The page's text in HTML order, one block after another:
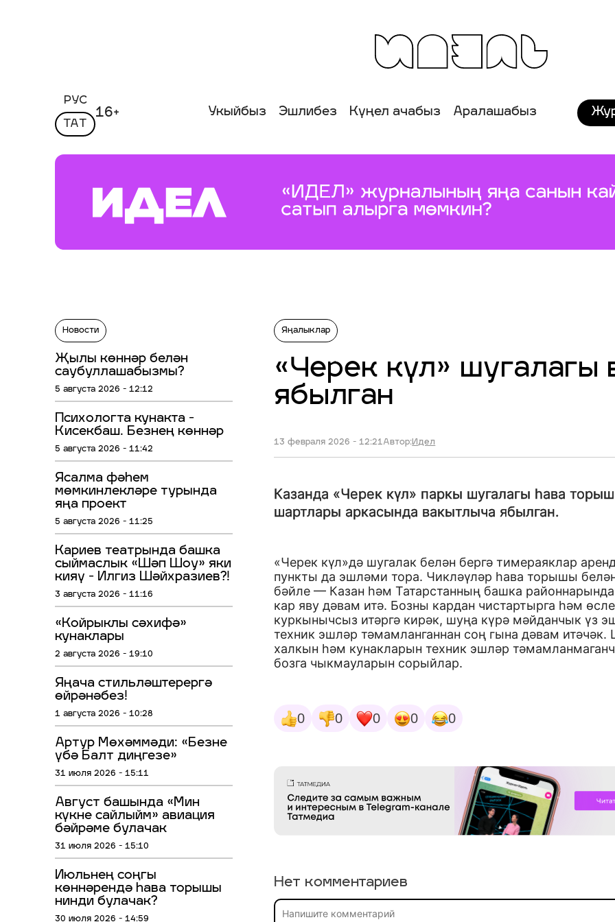
РУС
ТАТ
16+ Укыйбыз Эшлибез Күңел ачабыз Аралашабыз
Новости
Җылы көннәр белән
саубуллашабызмы?
5 августа 2026 - 12:12
Психологта кунакта -
Кисекбаш. Безнең көннәр
5 августа 2026 - 11:42
Ясалма фәһем
мөмкинлекләре турында
яңа проект
5 августа 2026 - 11:25
Кариев театрында башка
сыймаслык «Шәп Шоу» яки
кияү - Илгиз Шәйхразиев?!
3 августа 2026 - 11:16
«Койрыклы сәхифә»
кунаклары
2 августа 2026 - 19:10
Яңача стильләштерергә
өйрәнәбез!
1 августа 2026 - 10:28
Артур Мөхәммәди: «Безне
үбә Балт диңгезе»
31 июля 2026 - 15:11
Август башында «Мин
күкне сайлыйм» авиация
бәйрәме булачак
31 июля 2026 - 15:10
Июльнең соңгы
көннәрендә һава торышы
нинди булачак?
30 июля 2026 - 14:59
Яңалыклар
«Черек күл» шугалагы
ябылган
13 февраля 2026 - 12:21Автор:Идел
Казанда «Черек күл» паркы шугалагы һава
шартлары аркасында вакытлыча ябылган.
«Черек күл»дә шугалак белән бергә тимераяклар
пункты да эшләми тора. Чикләүләр һава торышы
бәйле — Казан һәм Татарстанның башка
кар яву дәвам итә. Бозны кардан чистартырга һәм
куркынычсыз итәргә кирәк, шуңа күрә мәйданчык үз
техник эшләр тәмамланганнан соң гына дәвам итәчәк.
халкын һәм кунакларын техник эшләр
бозга чыкмауларын сорыйлар.
0 0 0 0 0
Нет комментариев